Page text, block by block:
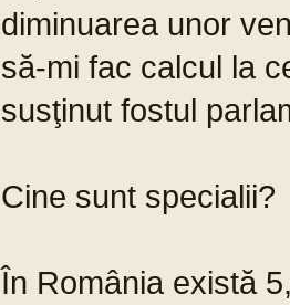
diminuarea unor
să-mi fac calcul la
susţinut fostul
Cine sunt specialii?
În România există